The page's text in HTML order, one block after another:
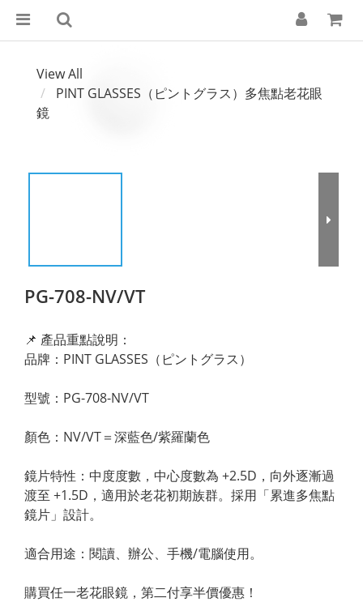
View All
PINT GLASSES（ピントグラス）多焦點老花眼
鏡
PG-708-NV/VT
📌 產品重點說明：
品牌：PINT GLASSES（ピントグラス）
型號：PG-708-NV/VT
顏色：NV/VT＝深藍色/紫羅蘭色
鏡片特性：中度度數，中心度數為 +2.5D，向外逐漸過
渡至 +1.5D，適用於老花初期族群。採用「累進多焦點
鏡片」設計。
適合用途：閱讀、辦公、手機/電腦使用。
購買任一老花眼鏡，第二付享半價優惠！